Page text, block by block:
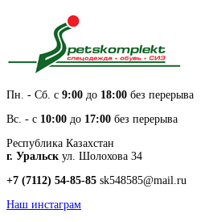
Пн. - Cб. с 9:00 до 18:00 без перерыва
Вс. - с 10:00 до 17:00 без перерыва
Республика Казахстан
г. Уральск ул. Шолохова 34
+7 (7112) 54-85-85 sk548585@mail.ru
Наш инстаграм